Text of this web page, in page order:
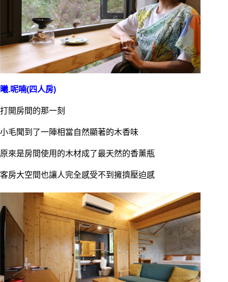
曦.呢喃(四人房)
打開房間的那一刻
小毛聞到了一陣相當自然顯著的木香味
原來是房間使用的木材成了最天然的香薰瓶
客房大空間也讓人完全感受不到擁擠壓迫感